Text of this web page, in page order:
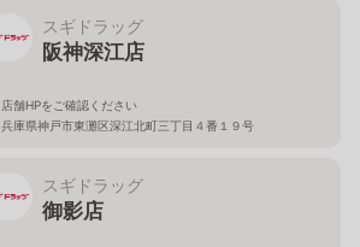
スギドラッグ
阪神深江店
店舗HPをご確認ください
兵庫県神戸市東灘区深江北町三丁目４番１９号
スギドラッグ
御影店